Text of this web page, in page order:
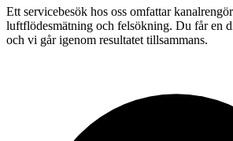
Ett servicebesök hos oss omfattar
luftflödesmätning och felsökning. Du får en
och vi går igenom resultatet tillsammans.